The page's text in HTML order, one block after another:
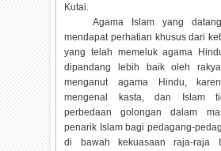
Kutai.
Agama Islam yang
mendapat perhatian khusus dari
yang telah memeluk agama
dipandang lebih baik oleh
menganut agama Hindu,
mengenal kasta, dan Islam
perbedaan golongan dalam
penarik Islam bagi pedagang-
di bawah kekuasaan raja-raja